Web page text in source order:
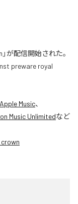
が配信開始された。
preware royal
Apple Music、
Music Unlimitedなど